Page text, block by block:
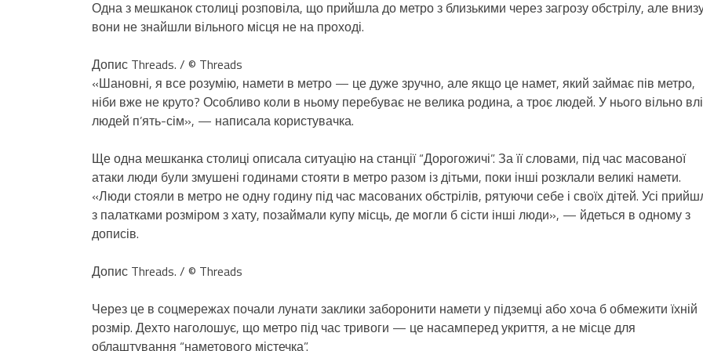
Одна з мешканок столиці розповіла, що прийшла до метро з близькими через загрозу обстрілу, але
вони не знайшли вільного місця не на проході.
Допис Threads. / © Threads
«Шановні, я все розумію, намети в метро — це дуже зручно, але якщо це намет, який займає пів метро,
ніби вже не круто? Особливо коли в ньому перебуває не велика родина, а троє людей. У нього вільно
людей п’ять-сім», — написала користувачка.
Ще одна мешканка столиці описала ситуацію на станції “Дорогожичі”. За її словами, під час масованої
атаки люди були змушені годинами стояти в метро разом із дітьми, поки інші розклали великі намети.
«Люди стояли в метро не одну годину під час масованих обстрілів, рятуючи себе і своїх дітей. Усі
з палатками розміром з хату, позаймали купу місць, де могли б сісти інші люди», — йдеться в одному з
дописів.
Допис Threads. / © Threads
Через це в соцмережах почали лунати заклики заборонити намети у підземці або хоча б обмежити їхній
розмір. Дехто наголошує, що метро під час тривоги — це насамперед укриття, а не місце для
облаштування “наметового містечка”.